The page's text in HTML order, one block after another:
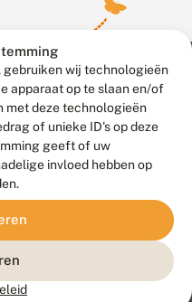
gebruiken wij technologieën
apparaat op te slaan en/of
met deze technologieën
of unieke ID's op deze
geeft of uw
invloed hebben op
, ontworpen door